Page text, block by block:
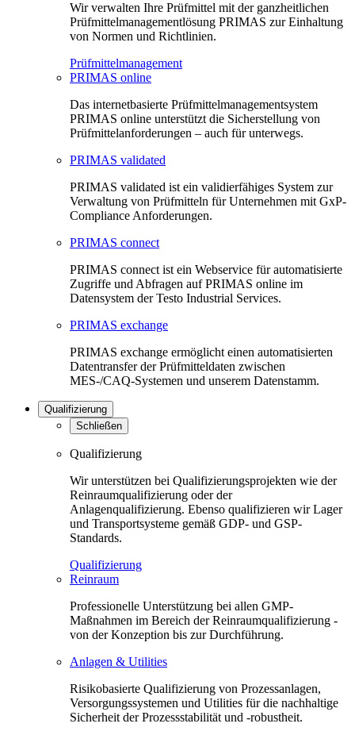
Wir verwalten Ihre Prüfmittel mit der ganzheitlichen
Prüfmittelmanagementlösung PRIMAS zur Einhaltung
von Normen und Richtlinien.
Prüfmittelmanagement
PRIMAS online
Das internetbasierte Prüfmittelmanagementsystem
PRIMAS online unterstützt die Sicherstellung von
Prüfmittelanforderungen – auch für unterwegs.
PRIMAS validated
PRIMAS validated ist ein validierfähiges System zur
Verwaltung von Prüfmitteln für Unternehmen mit GxP-
Compliance Anforderungen.
PRIMAS connect
PRIMAS connect ist ein Webservice für automatisierte
Zugriffe und Abfragen auf PRIMAS online im
Datensystem der Testo Industrial Services.
PRIMAS exchange
PRIMAS exchange ermöglicht einen automatisierten
Datentransfer der Prüfmitteldaten zwischen
MES-/CAQ-Systemen und unserem Datenstamm.
Qualifizierung
Schließen
Qualifizierung
Wir unterstützen bei Qualifizierungsprojekten wie der
Reinraumqualifizierung oder der
Anlagenqualifizierung. Ebenso qualifizieren wir Lager
und Transportsysteme gemäß GDP- und GSP-
Standards.
Qualifizierung
Reinraum
Professionelle Unterstützung bei allen GMP-
Maßnahmen im Bereich der Reinraumqualifizierung -
von der Konzeption bis zur Durchführung.
Anlagen & Utilities
Risikobasierte Qualifizierung von Prozessanlagen,
Versorgungssystemen und Utilities für die nachhaltige
Sicherheit der Prozessstabilität und -robustheit.